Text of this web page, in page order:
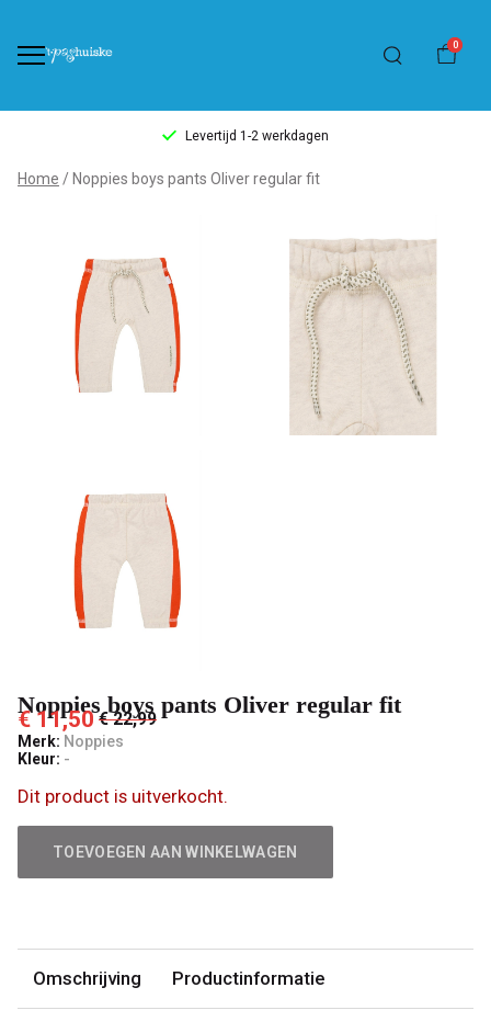
0
Levertijd 1-2 werkdagen
Noppies
pants
Oliver
regular
Pashuiske
Home Noppies boys pants Oliver regular fit
Noppies boys pants Oliver regular fit
€ 11,50 € 22,99
Merk: Noppies
Kleur: -
Dit product is uitverkocht.
TOEVOEGEN AAN WINKELWAGEN
Omschrijving Productinformatie